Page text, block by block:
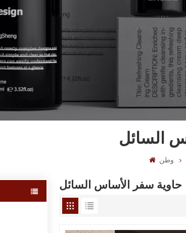
السائل
وطن
حاوية سفر الأساس السائل